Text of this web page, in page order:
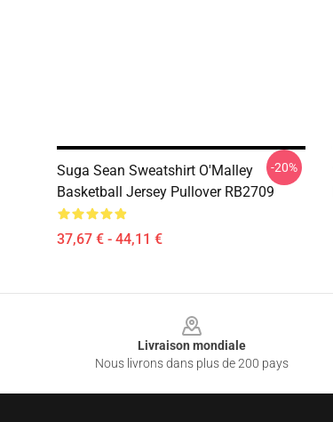
Suga Sean Sweatshirt O'Malley
Basketball Jersey Pullover RB2709
37,67 € - 44,11 €
-20%
Livraison mondiale
Nous livrons dans plus de 200 pays